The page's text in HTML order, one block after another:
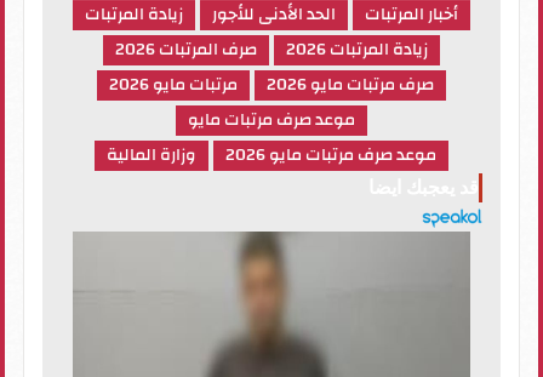
أخبار المرتبات الحد الأدنى للأجور
زيادة المرتبات
زيادة المرتبات 2026
صرف المرتبات 2026
صرف مرتبات مايو 2026
مرتبات مايو 2026
موعد صرف مرتبات مايو
موعد صرف مرتبات مايو 2026
وزارة المالية